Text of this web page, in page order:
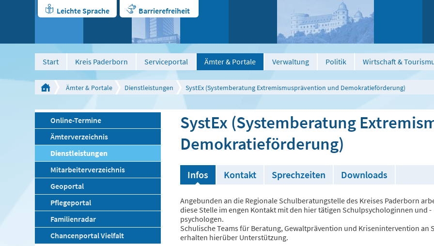
Leichte Sprache Barrierefreiheit
Start Kreis Paderborn Serviceportal Ämter & Portale Verwaltung Politik Wirtschaft &
Ämter & Portale Dienstleistungen SystEx (Systemberatung Extremismusprävention und Demokratieförderung)
Online-Termine
Ämterverzeichnis
Dienstleistungen
Mitarbeiterverzeichnis
Geoportal
Pflegeportal
Familienradar
Chancenportal Vielfalt
SystEx (Systemberatung
Demokratieförderung)
Infos Kontakt Sprechzeiten Downloads
Angebunden an die Regionale Schulberatungstelle des Kreises Paderborn
diese Stelle im engen Kontakt mit den hier tätigen Schulpsychologinnen und -
psychologen.
Schulische Teams für Beratung, Gewaltprävention und Krisenintervention an
erhalten hierüber Unterstützung.